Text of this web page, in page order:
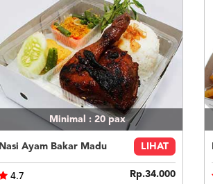
Minimal : 20 pax
Nasi Ayam Bakar Madu LIHAT
4.7 Rp.34.000